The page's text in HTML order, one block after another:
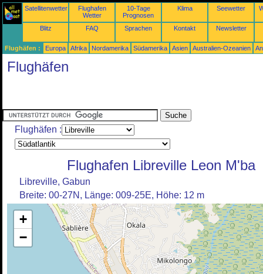
Satellitenwetter
Flughafen
Wetter
10-Tage
Prognosen
Klima Seewetter
Blitz FAQ Sprachen Kontakt Newsletter
Flughäfen : Europa Afrika Nordamerika Südamerika Asien Australien-Ozeanien
Flughäfen
Flughäfen :
Flughafen Libreville Leon M'ba
Libreville, Gabun
Breite: 00-27N, Länge: 009-25E, Höhe: 12 m
+
−